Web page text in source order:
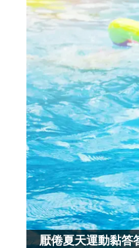
厭倦夏天運動黏答